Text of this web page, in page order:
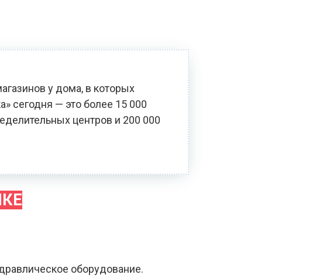
у дома, в которых
сегодня — это более 15 000
центров и 200 000
оборудование.